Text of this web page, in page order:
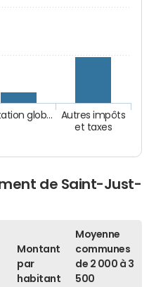
Autres impôts
et taxes
glob…
de Saint-Just-
Montant
par
habitant
Moyenne
communes
de 2 000 à 3
500